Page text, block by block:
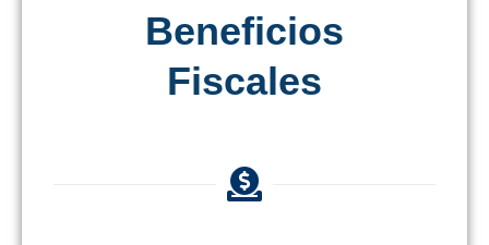
Beneficios
Fiscales